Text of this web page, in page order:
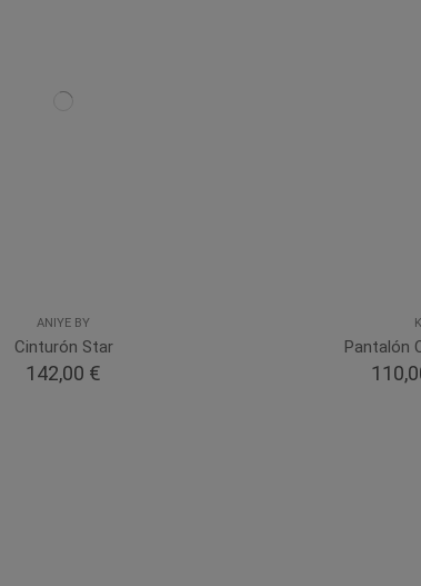
ANIYE BY
Cinturón Star
142,00 €
Pantalón